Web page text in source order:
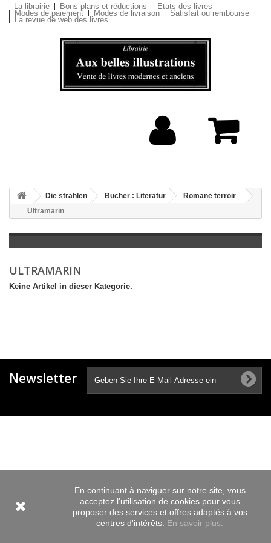
La librairie Bons plans et réductions Etats des livres
Modes de paiement Modes de livraison Satisfait ou remboursé
La revue de web des livres
Die strahlen Bücher : Literatur
Romane terroir
Ultramarin
ULTRAMARIN
Keine Artikel in dieser Kategorie.
Newsletter
En continuant à naviguer sur notre site, vous
acceptez l'utilisation de cookies pour vous
proposer des services et offres adaptés à vos
centres d'intérêts. En savoir plus.